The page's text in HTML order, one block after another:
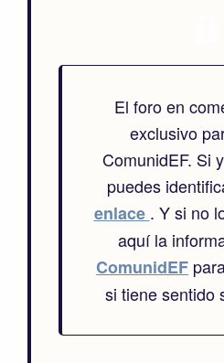
El foro en
exclusivo
ComunidEF. Si
puedes
enlace . Y si no
aquí la
ComunidEF
si tiene sentido